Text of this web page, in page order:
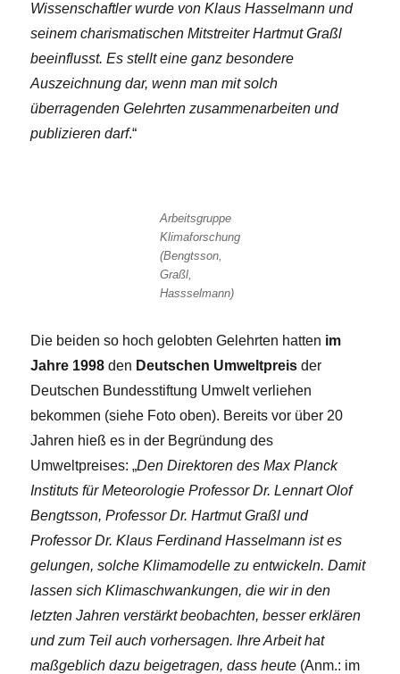
Wissenschaftler wurde von Klaus Hasselmann und
seinem charismatischen Mitstreiter Hartmut Graßl
beeinflusst. Es stellt eine ganz besondere
Auszeichnung dar, wenn man mit solch
überragenden Gelehrten zusammenarbeiten und
publizieren darf.“
Arbeitsgruppe
Klimaforschung
(Bengtsson,
Graßl,
Hassselmann)
Die beiden so hoch gelobten Gelehrten hatten im
Jahre 1998 den Deutschen Umweltpreis der
Deutschen Bundesstiftung Umwelt verliehen
bekommen (siehe Foto oben). Bereits vor über 20
Jahren hieß es in der Begründung des
Umweltpreises: „Den Direktoren des Max Planck
Instituts für Meteorologie Professor Dr. Lennart Olof
Bengtsson, Professor Dr. Hartmut Graßl und
Professor Dr. Klaus Ferdinand Hasselmann ist es
gelungen, solche Klimamodelle zu entwickeln. Damit
lassen sich Klimaschwankungen, die wir in den
letzten Jahren verstärkt beobachten, besser erklären
und zum Teil auch vorhersagen. Ihre Arbeit hat
maßgeblich dazu beigetragen, dass heute (Anm.: im